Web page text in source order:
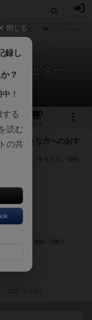
ォントかるた
ック ビター
ーム
カフェ
』が好きな方へのおす
感の評価」をもとに、傾向
しています
閉じる
録し
？
！
る
読む
の共